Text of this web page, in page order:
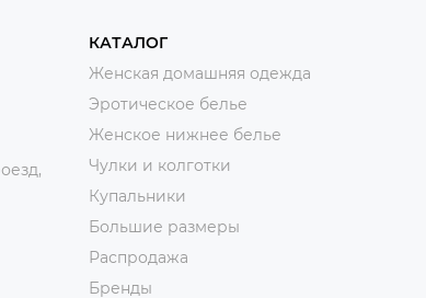
КАТАЛОГ
Женская домашняя одежда
Эротическое белье
Женское нижнее белье
Чулки и колготки
Купальники
Большие размеры
Распродажа
Бренды